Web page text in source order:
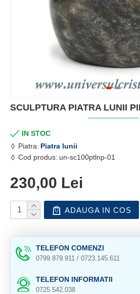
SCULPTURA PIATRA LUNII
IN STOC
Piatra: Piatra lunii
Cod produs: un-sc100ptlnp-01
230,00 Lei
ADAUGA IN COS
TELEFON COMENZI
0799.879.911 / 0723.145.611
TELEFON INFORMATII
0725.542.038